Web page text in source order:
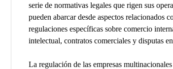
serie de normativas legales que rigen sus
pueden abarcar desde aspectos relacionados
regulaciones específicas sobre comercio
intelectual, contratos comerciales y disputas
La regulación de las empresas